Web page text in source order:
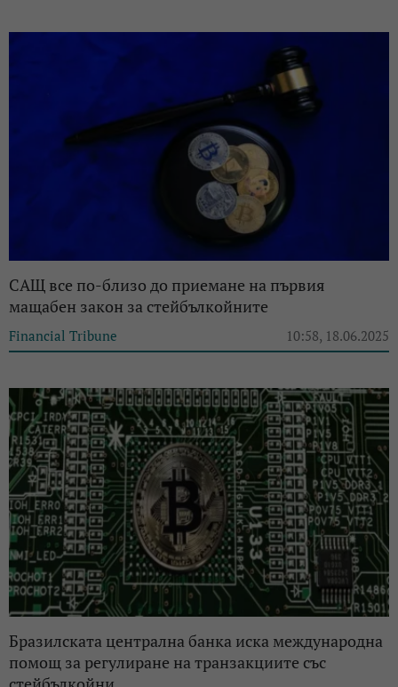
САЩ все по-близо до приемане на първия
мащабен закон за стейбълкойните
Financial Tribune 10:58, 18.06.2025
Бразилската централна банка иска международнa
помощ за регулиране на транзакциите със